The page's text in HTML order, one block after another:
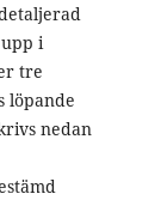
i
tre
löpande
nedan